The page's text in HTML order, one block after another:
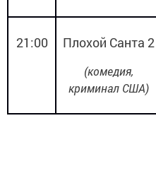
21:00 Плохой Санта 2
(комедия,
криминал США)